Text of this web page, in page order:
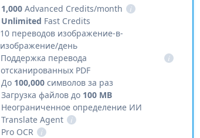
1,000 Advanced Credits/month
i
Unlimited Fast Credits
10 переводов изображение-в-
изображение/день
Поддержка перевода
отсканированных PDF
i
До 100,000 символов за раз
Загрузка файлов до 100 MB
Неограниченное определение ИИ
Translate Agent
i
Pro OCR
i